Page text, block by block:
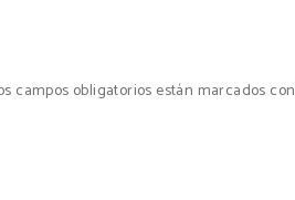
campos obligatorios están marcados con